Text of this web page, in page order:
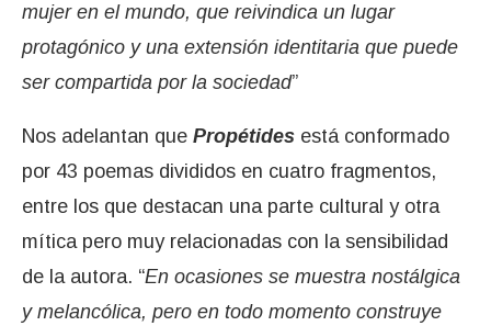
mujer en el mundo, que reivindica un lugar
protagónico y una extensión identitaria que puede
ser compartida por la sociedad”
Nos adelantan que Propétides está conformado
por 43 poemas divididos en cuatro fragmentos,
entre los que destacan una parte cultural y otra
mítica pero muy relacionadas con la sensibilidad
de la autora. “En ocasiones se muestra nostálgica
y melancólica, pero en todo momento construye